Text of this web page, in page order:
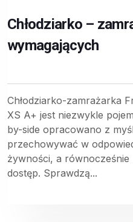
Chłodziarko –
wymagających
Chłodziarko-zamrażarka
XS A+ jest niezwykle
by-side opracowano z
przechowywać w
żywności, a równocześnie
dostęp. Sprawdzą...